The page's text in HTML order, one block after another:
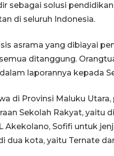
sebagai solusi
di seluruh Indonesia.
asrama yang dibiayai
ditanggung.
laporannya kepada
di Provinsi Maluku
Sekolah Rakyat, yaitu
Akekolano, Sofifi untuk
dua kota, yaitu Ternate